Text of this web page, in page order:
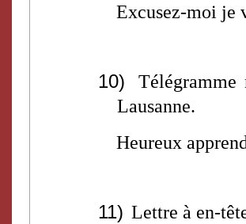
Excusez-moi je
10)
Lausanne.
Heureux
11) Lettre à en-